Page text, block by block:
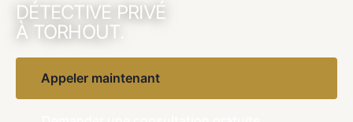
DÉTECTIVE PRIVÉ
À TORHOUT.
Appeler maintenant